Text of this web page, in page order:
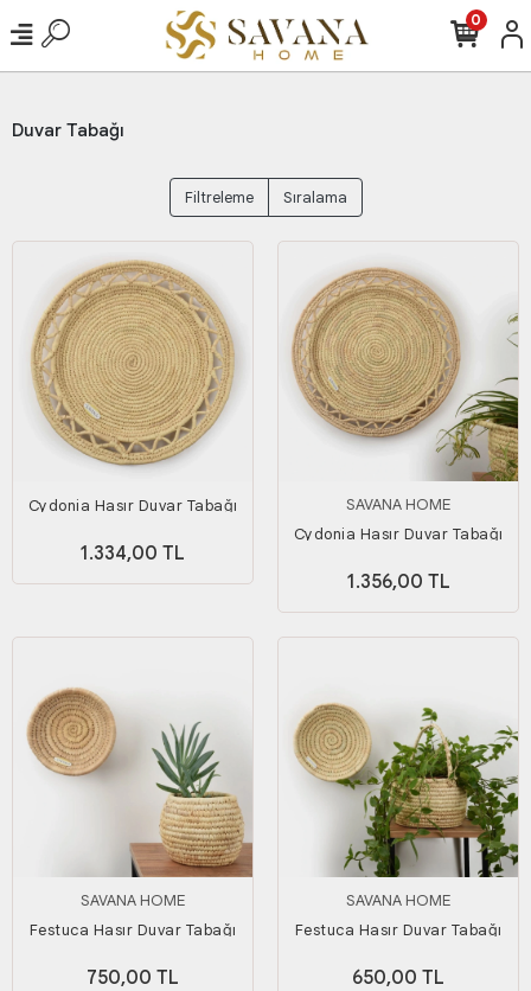
0
Duvar Tabağı
Filtreleme Sıralama
Cydonia Hasır Duvar Tabağı
1.334,00 TL
SAVANA HOME
Cydonia Hasır Duvar Tabağı
1.356,00 TL
SAVANA HOME
Festuca Hasır Duvar Tabağı
750,00 TL
SAVANA HOME
Festuca Hasır Duvar Tabağı
650,00 TL